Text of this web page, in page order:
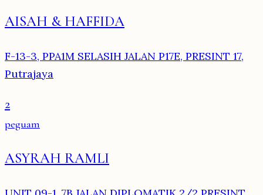
AISAH & HAFFIDA
F-13-3, PPA1M SELASIH JALAN P17E, PRESINT 17,
Putrajaya
2
peguam
ASYRAH RAMLI